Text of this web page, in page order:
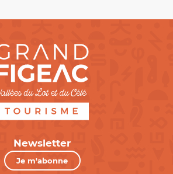
Newsletter
Je m'abonne